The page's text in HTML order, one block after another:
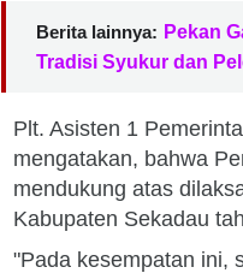
Berita lainnya: Pekan
Tradisi Syukur dan
Plt. Asisten 1
mengatakan, bahwa
mendukung atas
Kabupaten Sekadau
"Pada kesempatan ini,